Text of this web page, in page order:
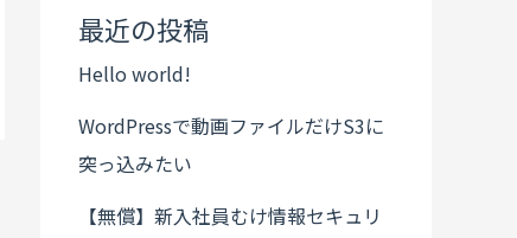
最近の投稿
Hello world!
WordPressで動画ファイルだけS3に
突っ込みたい
【無償】新入社員むけ情報セキュリ